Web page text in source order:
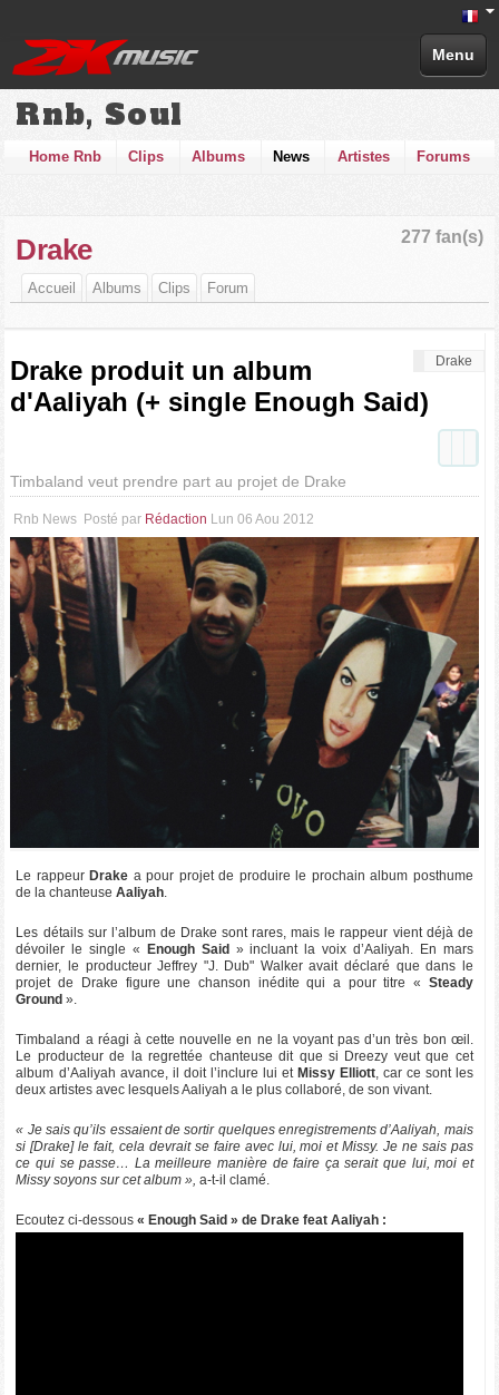
Menu
Rnb, Soul
Home Rnb Clips Albums News Artistes Forums
277 fan(s)
Drake
Accueil Albums Clips Forum
Drake
Drake produit un album
d'Aaliyah (+ single Enough Said)
Timbaland veut prendre part au projet de Drake
Rnb News Posté par Rédaction Lun 06 Aou 2012
Le rappeurDrake a pour projet de produire le prochain album posthume
de la chanteuseAaliyah.
Les détails sur l’album de Drake sont rares, mais le rappeur vient déjà de
dévoiler le single « Enough Said » incluant la voix d’Aaliyah. En mars
dernier, le producteur Jeffrey "J. Dub" Walker avait déclaré que dans le
projet de Drake figure une chanson inédite qui a pour titre « Steady
Ground ».
Timbaland a réagi à cette nouvelle en ne la voyant pas d’un très bon œil.
Le producteur de la regrettée chanteuse dit que si Dreezy veut que cet
album d’Aaliyah avance, il doit l’inclure lui et Missy Elliott, car ce sont les
deux artistes avec lesquels Aaliyah a le plus collaboré, de son vivant.
« Je sais qu’ils essaient de sortir quelques enregistrements d’Aaliyah, mais
si [Drake] le fait, cela devrait se faire avec lui, moi et Missy. Je ne sais pas
ce qui se passe… La meilleure manière de faire ça serait que lui, moi et
Missy soyons sur cet album », a-t-il clamé.
Ecoutez ci-dessous« Enough Said » de Drake feat Aaliyah :